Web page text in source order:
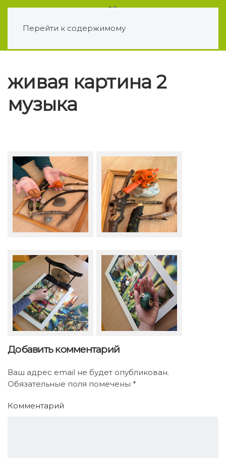
Перейти к содержимому
живая картина 2
музыка
Добавить комментарий
Ваш адрес email не будет опубликован.
Обязательные поля помечены *
Комментарий